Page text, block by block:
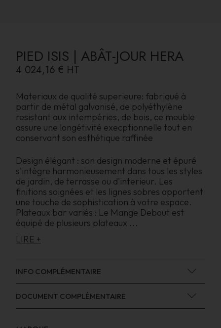
PIED ISIS | ABÂT-JOUR HERA
4 024,16 € HT
Materiaux de qualité superieure: fabriqué à
partir de métal galvanisé, de polyéthylène
resistant aux intempéries, de bois, ce meuble
assure une longétivité execptionnelle tout en
conservant son esthétique raffinée
Design élégant : son design moderne et épuré
s'intègre harmonieusement dans tous les styles
de jardin, de terrasse ou d'interieur. Les
finitions soignées et les lignes sobres apportent
une touche de sophistication à votre espace.
Plateaux bar variés : Le Mange Debout est
équipé de plusieurs plateaux ...
LIRE +
INFO COMPLÉMENTAIRE
DOCUMENT COMPLÉMENTAIRE